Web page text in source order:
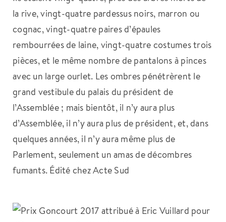
la rive, vingt-quatre pardessus noirs, marron ou
cognac, vingt-quatre paires d’épaules
rembourrées de laine, vingt-quatre costumes trois
pièces, et le même nombre de pantalons à pinces
avec un large ourlet. Les ombres pénétrèrent le
grand vestibule du palais du président de
l’Assemblée ; mais bientôt, il n’y aura plus
d’Assemblée, il n’y aura plus de président, et, dans
quelques années, il n’y aura même plus de
Parlement, seulement un amas de décombres
fumants. Édité chez Acte Sud